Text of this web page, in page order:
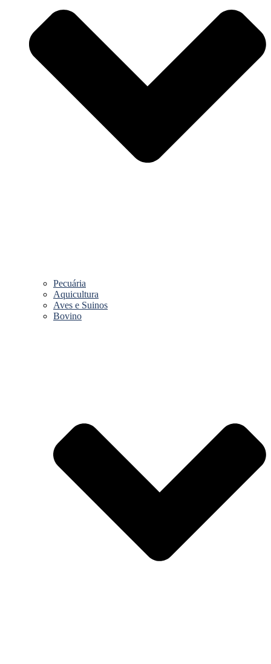
Pecuária
Aquicultura
Aves e Suinos
Bovino